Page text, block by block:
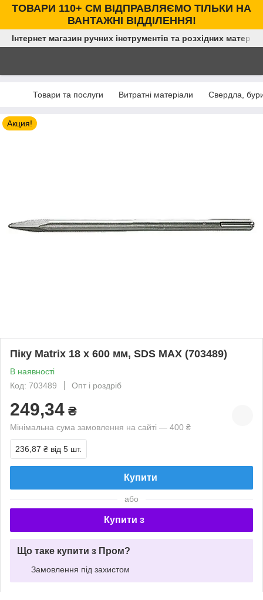
ТОВАРИ 110+ СМ ВІДПРАВЛЯЄМО ТІЛЬКИ НА
ВАНТАЖНІ ВІДДІЛЕННЯ!
Інтернет магазин ручних інструментів та розхідних
Товари та послуги Витратні матеріали Свердла,
Акция!
Піку Matrix 18 х 600 мм, SDS MAX (703489)
В наявності
Код: 703489
Опт і роздріб
249,34 ₴
Мінімальна сума замовлення на сайті — 400 ₴
236,87 ₴ від 5 шт.
Купити
або
Купити з
Що таке купити з Пром?
Замовлення під захистом